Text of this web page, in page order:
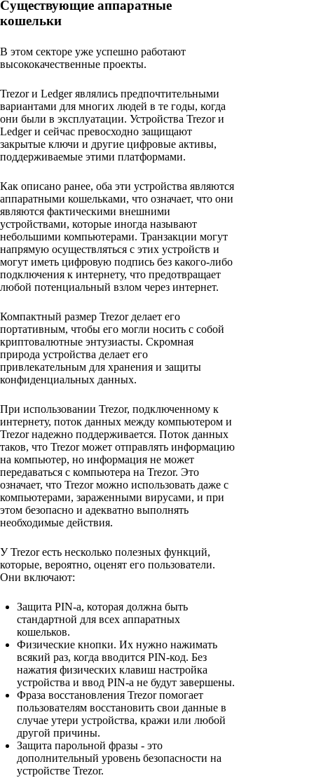
Существующие аппаратные
кошельки
В этом секторе уже успешно работают
высококачественные проекты.
Trezor и Ledger являлись предпочтительными
вариантами для многих людей в те годы, когда
они были в эксплуатации. Устройства Trezor и
Ledger и сейчас превосходно защищают
закрытые ключи и другие цифровые активы,
поддерживаемые этими платформами.
Как описано ранее, оба эти устройства являются
аппаратными кошельками, что означает, что они
являются фактическими внешними
устройствами, которые иногда называют
небольшими компьютерами. Транзакции могут
напрямую осуществляться с этих устройств и
могут иметь цифровую подпись без какого-либо
подключения к интернету, что предотвращает
любой потенциальный взлом через интернет.
Компактный размер Trezor делает его
портативным, чтобы его могли носить с собой
криптовалютные энтузиасты. Скромная
природа устройства делает его
привлекательным для хранения и защиты
конфиденциальных данных.
При использовании Trezor, подключенному к
интернету, поток данных между компьютером и
Trezor надежно поддерживается. Поток данных
таков, что Trezor может отправлять информацию
на компьютер, но информация не может
передаваться с компьютера на Trezor. Это
означает, что Trezor можно использовать даже с
компьютерами, зараженными вирусами, и при
этом безопасно и адекватно выполнять
необходимые действия.
У Trezor есть несколько полезных функций,
которые, вероятно, оценят его пользователи.
Они включают:
Защита PIN-a, которая должна быть
стандартной для всех аппаратных
кошельков.
Физические кнопки. Их нужно нажимать
всякий раз, когда вводится PIN-код. Без
нажатия физических клавиш настройка
устройства и ввод PIN-а не будут завершены.
Фраза восстановления Trezor помогает
пользователям восстановить свои данные в
случае утери устройства, кражи или любой
другой причины.
Защита парольной фразы - это
дополнительный уровень безопасности на
устройстве Trezor.